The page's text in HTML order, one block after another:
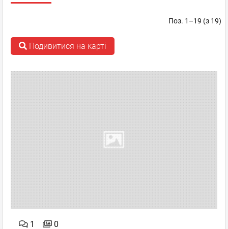
Поз. 1–19 (з 19)
Подивитися на карті
1 0